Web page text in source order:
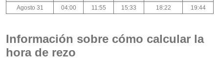
Agosto 31
04:00 11:55 15:33 18:22 19:44
Información sobre cómo calcular la
hora de rezo